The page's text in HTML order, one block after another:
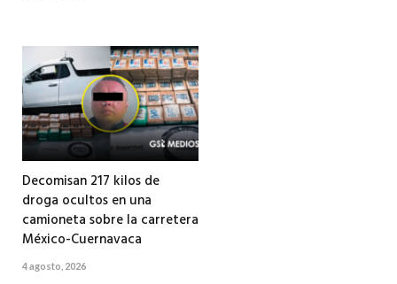
Decomisan 217 kilos de
droga ocultos en una
camioneta sobre la carretera
México-Cuernavaca
4 agosto, 2026